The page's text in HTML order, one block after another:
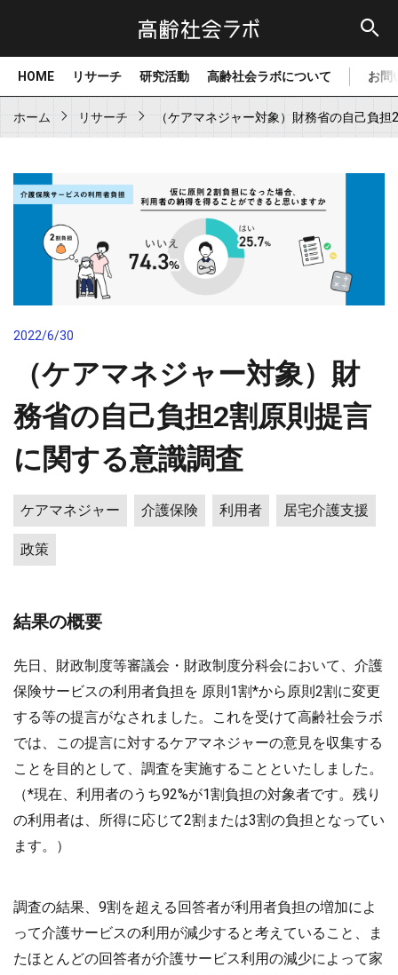
HOME リサーチ 研究活動 高齢社会ラボについて お問
ホーム リサーチ （ケアマネジャー対象）財務省の自己負
2022/6/30
（ケアマネジャー対象）財
務省の自己負担2割原則提言
に関する意識調査
ケアマネジャー 介護保険 利用者 居宅介護支援
政策
結果の概要
先日、財政制度等審議会・財政制度分科会において、介護
保険サービスの利用者負担を 原則1割*から原則2割に変更
する等の提言がなされました。これを受けて高齢社会ラボ
では、この提言に対するケアマネジャーの意見を収集する
ことを目的として、調査を実施することといたしました。
（*現在、利用者のうち92%が1割負担の対象者です。残り
の利用者は、所得に応じて2割または3割の負担となってい
ます。）
調査の結果、9割を超える回答者が利用者負担の増加によ
って介護サービスの利用が減少すると考えていること、ま
たほとんどの回答者が介護サービス利用の減少によって家